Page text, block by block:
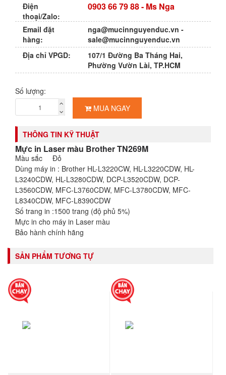
Điện
thoại/Zalo:
0903 66 79 88- Ms Nga
Email đặt
hàng:
nga@mucinnguyenduc.vn -
sale@mucinnguyenduc.vn
Địa chỉ VPGD:
107/1 Đường Ba Tháng Hai,
Phường Vườn Lài, TP.HCM
Số lượng:
MUA NGAY
THÔNG TIN KỸ THUẬT
Mực in Laser màu Brother TN269M
Màu sắc Đỏ
Dùng máy in : Brother HL-L3220CW, HL-L3220CDW, HL-
L3240CDW, HL-L3280CDW, DCP-L3520CDW, DCP-
L3560CDW, MFC-L3760CDW, MFC-L3780CDW, MFC-
L8340CDW, MFC-L8390CDW
Số trang in :1500 trang (độ phủ 5%)
Mực in cho máy in Laser màu
Bảo hành chính hãng
SẢN PHẨM TƯƠNG TỰ